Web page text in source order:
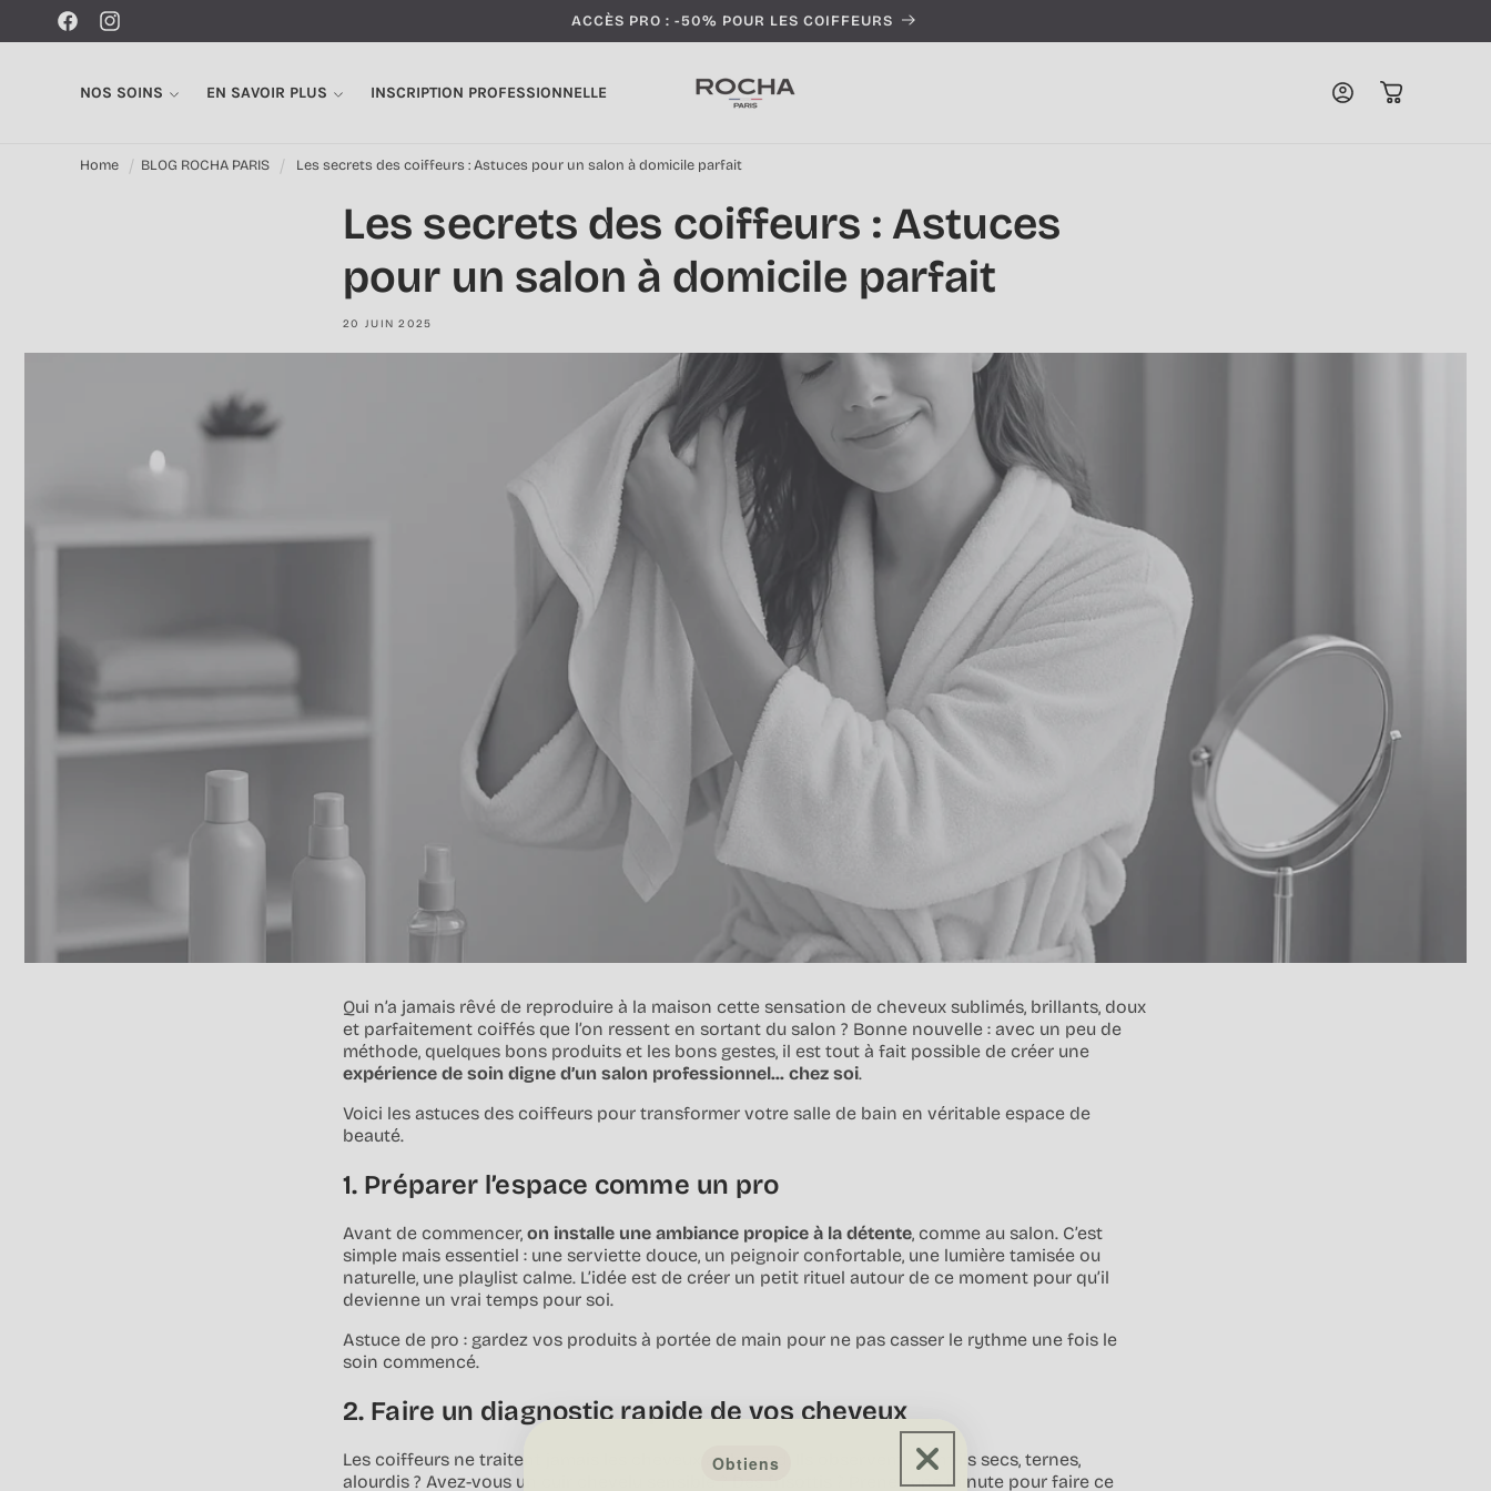
passer au
contenu
FacebookInstagram ACCÈS PRO : -50% POUR LES COIFFEURS
NOS SOINS EN SAVOIR PLUS INSCRIPTION PROFESSIONNELLE Connexion Panier
Home BLOG ROCHA PARIS Les secrets des coiffeurs : Astuces pour un salon à domicile parfait
Les secrets des coiffeurs : Astuces
pour un salon à domicile parfait
20 JUIN 2025
Qui n’a jamais rêvé de reproduire à la maison cette sensation de cheveux sublimés, brillants, doux
et parfaitement coiffés que l’on ressent en sortant du salon ? Bonne nouvelle : avec un peu de
méthode, quelques bons produits et les bons gestes, il est tout à fait possible de créer une
expérience de soin digne d’un salon professionnel... chez soi.
Voici les astuces des coiffeurs pour transformer votre salle de bain en véritable espace de
beauté.
1. Préparer l’espace comme un pro
Avant de commencer, on installe une ambiance propice à la détente, comme au salon. C’est
simple mais essentiel : une serviette douce, un peignoir confortable, une lumière tamisée ou
naturelle, une playlist calme. L’idée est de créer un petit rituel autour de ce moment pour qu’il
devienne un vrai temps pour soi.
Astuce de pro : gardez vos produits à portée de main pour ne pas casser le rythme une fois le
soin commencé.
2. Faire un diagnostic rapide de vos cheveux
Les coiffeurs ne traitent jamais les cheveux au hasard. Ils observent : sont-ils secs, ternes,
alourdis ? Avez-vous un cuir chevelu sensible ? Des frisottis ? Prenez une minute pour faire ce
Obtiens